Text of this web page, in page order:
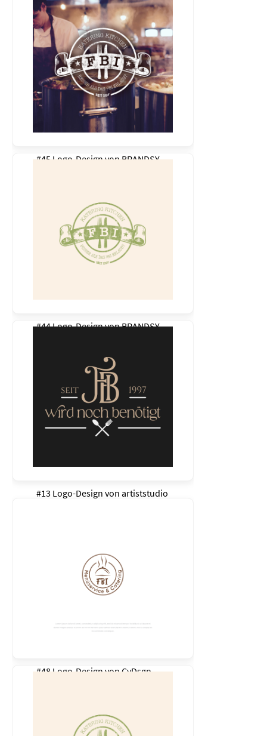
#45 Logo-Design vonBRANDSY
#44 Logo-Design vonBRANDSY
#13 Logo-Design von artiststudio
#48 Logo-Design vonCyDsgn